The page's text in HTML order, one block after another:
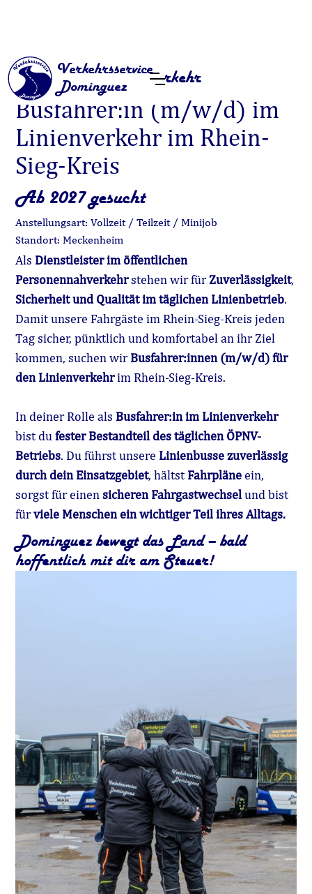
Verkehrsservice
Dominguez
Karriere im Linienverkehr
Busfahrer:in (m/w/d) im
Linienverkehr im Rhein-
Sieg-Kreis
Ab 2027 gesucht
Anstellungsart: Vollzeit / Teilzeit / Minijob
Standort: Meckenheim
Als Dienstleister im öffentlichen
Personennahverkehrstehen wir fürZuverlässigkeit,
Sicherheit und Qualität im täglichen Linienbetrieb.
Damit unsere Fahrgäste im Rhein-Sieg-Kreis jeden
Tag sicher, pünktlich und komfortabel an ihr Ziel
kommen, suchen wirBusfahrer:innen (m/w/d) für
den Linienverkehrim Rhein-Sieg-Kreis.
In deiner Rolle als Busfahrer:in im Linienverkehr
bist dufester Bestandteil des täglichen ÖPNV-
Betriebs. Du führst unsere Linienbusse zuverlässig
durch dein Einsatzgebiet, hältst Fahrpläne ein,
sorgst für einensicheren Fahrgastwechsel und bist
fürviele Menschen ein wichtiger Teil ihres Alltags.
Dominguez bewegt das Land – bald
hoffentlich mit dir am Steuer!